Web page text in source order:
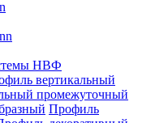
НВФ
вертикальный
промежуточный
Профиль